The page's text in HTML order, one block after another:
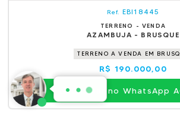
Ref. EBI18445
TERRENO - VENDA
AZAMBUJA - BRUSQUE
TERRENO A VENDA EM
R$ 190.000,00
Chamar no WhatsApp